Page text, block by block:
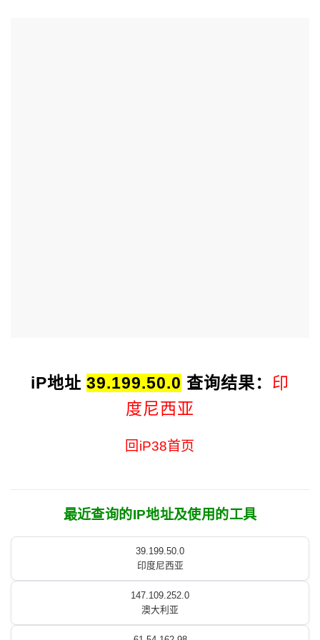
iP地址 39.199.50.0 查询结果： 印
度尼西亚
回iP38首页
最近查询的IP地址及使用的工具
39.199.50.0
印度尼西亚
147.109.252.0
澳大利亚